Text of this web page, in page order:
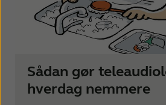
Sådan gør
hverdag nemmere